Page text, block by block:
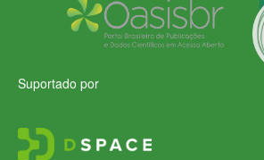
Suportado por